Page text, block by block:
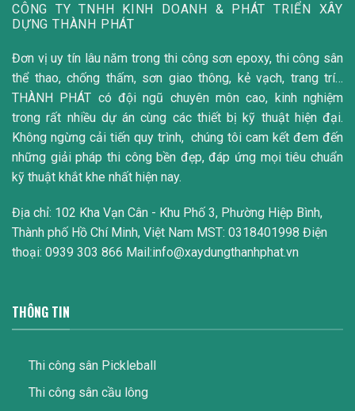
CÔNG TY TNHH KINH DOANH & PHÁT TRIỂN XÂY
DỰNG THÀNH PHÁT
Đơn vị uy tín lâu năm trong thi công sơn epoxy, thi công sân
thể thao, chống thấm, sơn giao thông, kẻ vạch, trang trí…
THÀNH PHÁT có đội ngũ chuyên môn cao, kinh nghiệm
trong rất nhiều dự án cùng các thiết bị kỹ thuật hiện đại.
Không ngừng cải tiến quy trình, chúng tôi cam kết đem đến
những giải pháp thi công bền đẹp, đáp ứng mọi tiêu chuẩn
kỹ thuật khắt khe nhất hiện nay.
Địa chỉ: 102 Kha Vạn Cân - Khu Phố 3, Phường Hiệp Bình,
Thành phố Hồ Chí Minh, Việt Nam MST: 0318401998 Điện
thoại: 0939 303 866 Mail:info@xaydungthanhphat.vn
THÔNG TIN
Thi công sân Pickleball
Thi công sân cầu lông